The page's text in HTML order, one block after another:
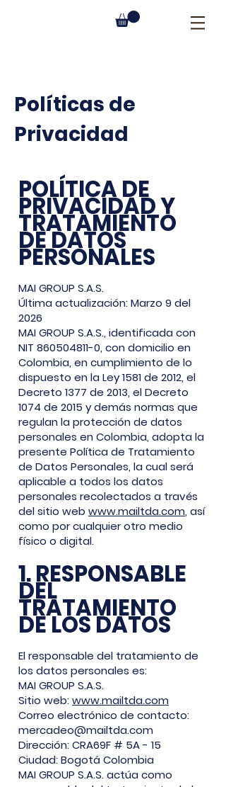
Políticas de
Privacidad
POLÍTICA DE
PRIVACIDAD Y
TRATAMIENTO
DE DATOS
PERSONALES
MAI GROUP S.A.S.
Última actualización: Marzo 9 del
2026
MAI GROUP S.A.S., identificada con
NIT 860504811-0, con domicilio en
Colombia, en cumplimiento de lo
dispuesto en la Ley 1581 de 2012, el
Decreto 1377 de 2013, el Decreto
1074 de 2015 y demás normas que
regulan la protección de datos
personales en Colombia, adopta la
presente Política de Tratamiento
de Datos Personales, la cual será
aplicable a todos los datos
personales recolectados a través
del sitio web www.mailtda.com, así
como por cualquier otro medio
físico o digital.
1. RESPONSABLE
DEL
TRATAMIENTO
DE LOS DATOS
El responsable del tratamiento de
los datos personales es:
MAI GROUP S.A.S.
Sitio web: www.mailtda.com
Correo electrónico de contacto:
mercadeo@mailtda.com
Dirección: CRA69F # 5A - 15
Ciudad: Bogotá Colombia
MAI GROUP S.A.S. actúa como